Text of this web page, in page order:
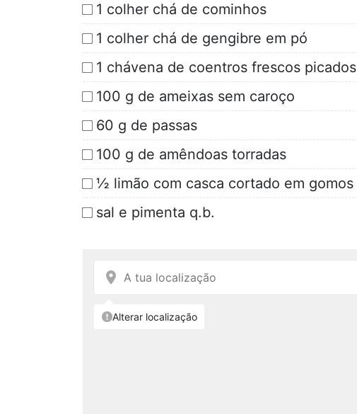
1 colher chá de cominhos
1 colher chá de gengibre em pó
1 chávena de coentros frescos picados
100 g de ameixas sem caroço
60 g de passas
100 g de amêndoas torradas
½ limão com casca cortado em gomos
sal e pimenta q.b.